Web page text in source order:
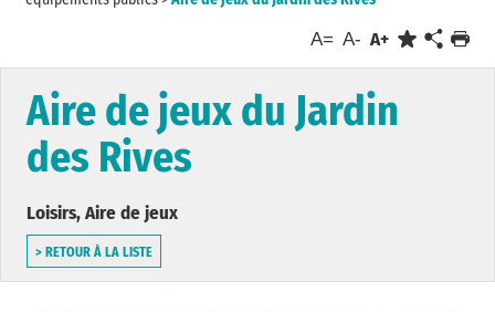
A= A- A+
Aire de jeux du Jardin
des Rives
Loisirs, Aire de jeux
> RETOUR À LA LISTE